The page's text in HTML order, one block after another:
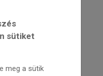
sütiket
meg a sütik